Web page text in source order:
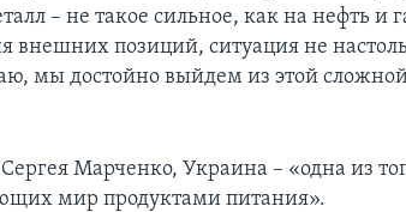
– не такое сильное, как на нефть и
внешних позиций, ситуация не
мы достойно выйдем из этой
Марченко, Украина – «одна из
мир продуктами питания».